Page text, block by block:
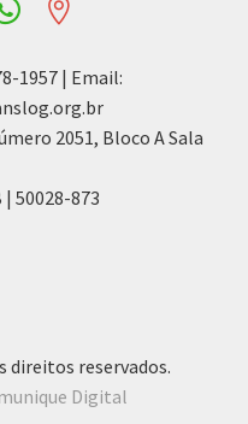
1957 | Email:
2051, Bloco A Sala
| 50028-873
direitos reservados.
Digital